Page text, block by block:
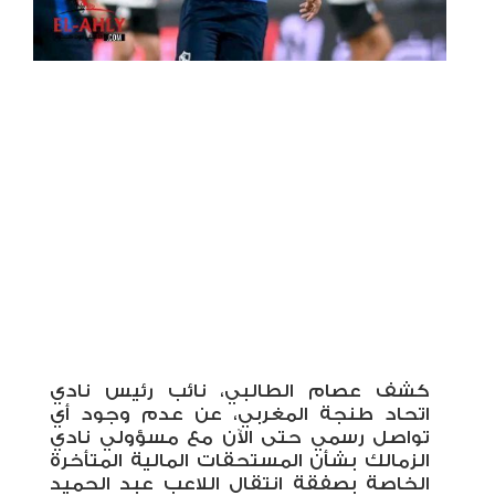
كشف عصام الطالبي، نائب رئيس نادي
اتحاد طنجة المغربي، عن عدم وجود أي
تواصل رسمي حتى الآن مع مسؤولي نادي
الزمالك بشأن المستحقات المالية المتأخرة
الخاصة بصفقة انتقال اللاعب عبد الحميد